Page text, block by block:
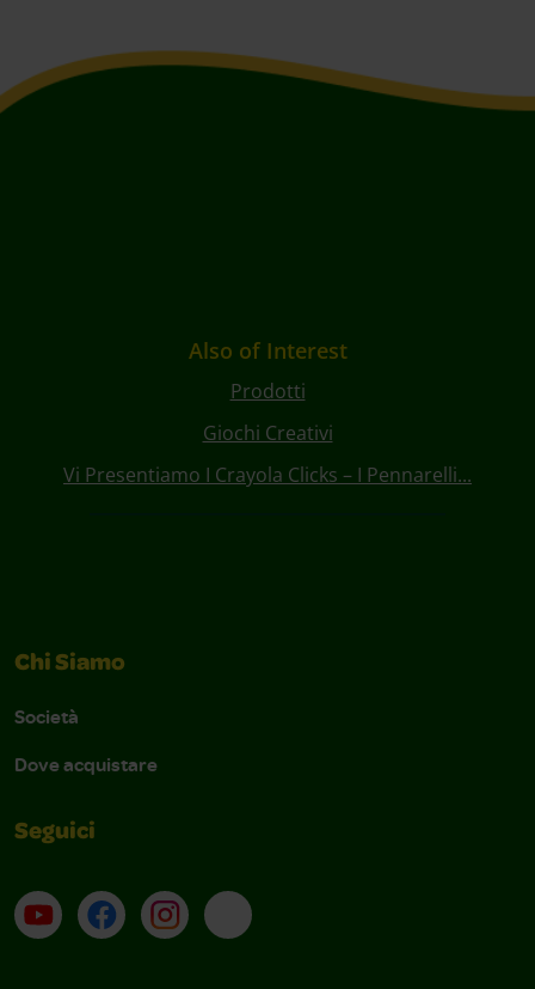
Also of Interest
Prodotti
Giochi Creativi
Vi Presentiamo I Crayola Clicks – I Pennarelli...
Chi Siamo
Società
Dove acquistare
Seguici
Su YouTube
ContattiProfilo Instagram
Email